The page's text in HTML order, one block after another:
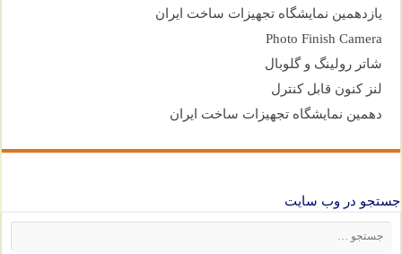
یازدهمین نمایشگاه تجهیزات ساخت ایران
Photo Finish Camera
شاتر رولینگ و گلوبال
لنز کنون قابل کنترل
دهمین نمایشگاه تجهیزات ساخت ایران
جستجو در وب سایت